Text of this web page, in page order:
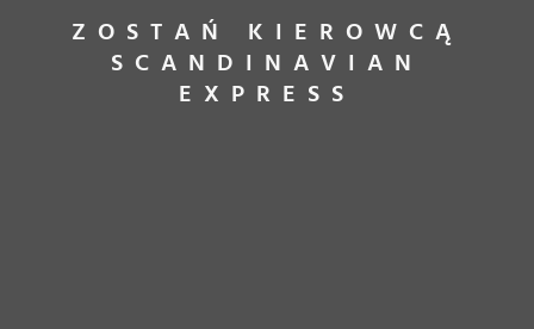
ZOSTAŃ KIEROWCĄ
SCANDINAVIAN
EXPRESS